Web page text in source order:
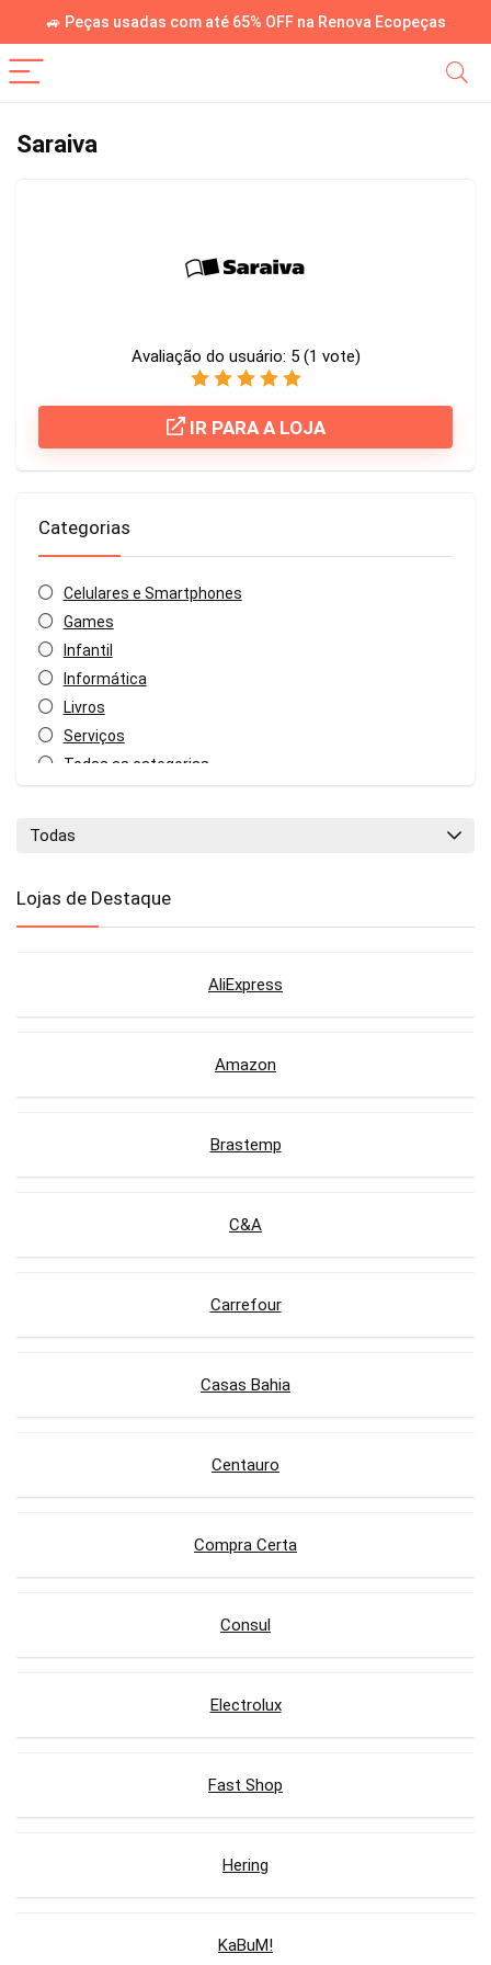
🚙 Peças usadas com até 65% OFF na Renova Ecopeças
Saraiva
Avaliação do usuário: 5 (1 vote)
IR PARA A LOJA
Categorias
Celulares e Smartphones
Games
Infantil
Informática
Livros
Serviços
Todas as categorias
Todas
Lojas de Destaque
AliExpress
Amazon
Brastemp
C&A
Carrefour
Casas Bahia
Centauro
Compra Certa
Consul
Electrolux
Fast Shop
Hering
KaBuM!